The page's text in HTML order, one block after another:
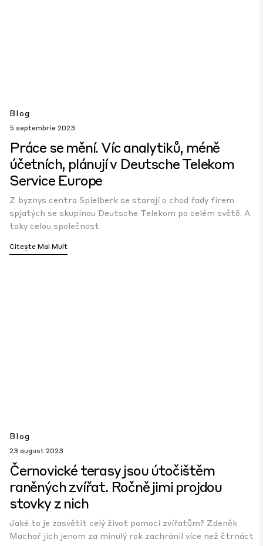
Blog
5 septembrie 2023
Práce se mění. Víc analytiků, méně
účetních, plánují v Deutsche Telekom
Service Europe
Z byznys centra Spielberk se starají o chod řady firem
spjatých se skupinou Deutsche Telekom po celém světě. A
taky celou společnost
Citește Mai Mult
Blog
23 august 2023
Černovické terasy jsou útočištěm
raněných zvířat. Ročně jimi projdou
stovky z nich
Jaké to je zasvětit celý život pomoci zvířatům? Zdeněk
Machař jich jenom za minulý rok zachránil více než čtrnáct